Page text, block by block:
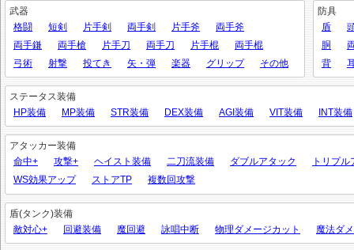
武器
格闘
短剣 片手剣 両手剣 片手斧
両手斧
両手鎌
両手槍 片手刀 両手刀 片手棍
両手棍
弓術
射撃 投てき 矢・弾 楽器 グリップ その他
防具
盾
胴
背
ステータス装備
HP装備
MP装備 STR装備 DEX装備 AGI装備 VIT装備 INT装備
アタッカー装備
命中+
攻撃+ ヘイスト装備 二刀流装備 ダブルアタック
トリプル
WS効果アップ
ストアTP 複数回攻撃
盾(タンク)装備
敵対心+
回避装備 魔回避 詠唱中断 物理ダメージカット 魔法ダ